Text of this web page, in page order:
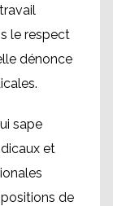
le respect
dénonce
sape
et
de